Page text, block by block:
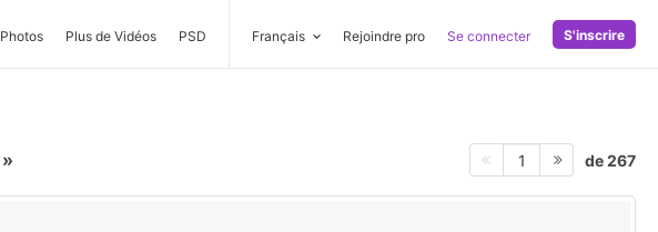
Photos Plus de Vidéos PSD Français Rejoindre pro Se connecter S'inscrire
1 de 267